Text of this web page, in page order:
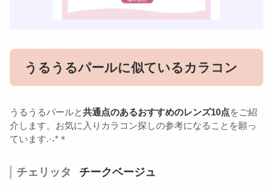
うるうるパールに似ているカラコン
うるうるパールと共通点のあるおすすめのレンズ10点をご紹
介します。お気に入りカラコン探しの参考になることを願っ
ています.·˖*＊
チェリッタ チークベージュ